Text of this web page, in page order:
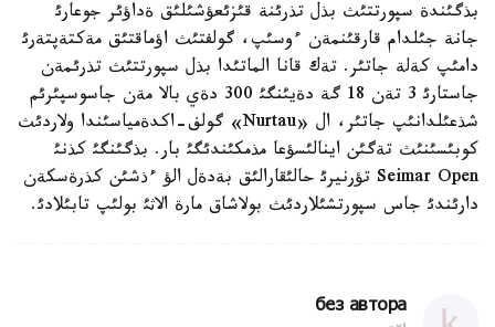
بذگئندة سپورتتئث بذل تذرئنة قئزئعؤشئلئق ةداؤئر جوعارئ
جانة جئلدام قارقئنمةن ءوسئپ، گولفتئث اؤماقتئق مةكتةپتةرئ
دامئپ كةلة جاتئر. تةك قانا الماتئدا بذل سپورتتئث تذرئمةن
جاستارئ 3 تةن 18 گة دةيئنگئ 300 دةي بالا مةن جاسوسپئرئم
شذعئلدانئپ جاتئر، ال «Nurtau» گولف-اكدةمياسئندا ولاردئث
كوبئسئنئث تةگئن اينالئسؤعا مذمكئندئگئ بار. بذگئنگئ كذنئ
Seimar Open تؤرنيرئ حالئقارالئق بةدةل الؤ ءذشئن كذرةسكةن
دارئندئ جاس سپورتشئلاردئث بولاشاق مارة الاثئ بولئپ تابئلادئ.
без автора